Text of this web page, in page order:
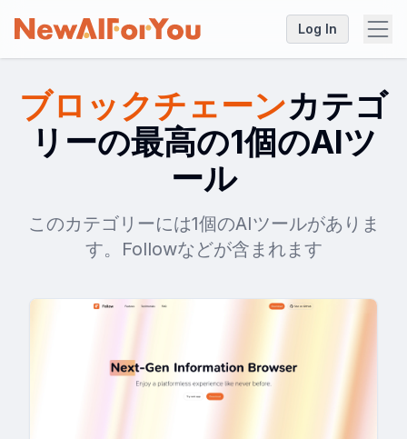
Log In
ブロックチェーンカテゴ
リーの最高の1個のAIツ
ール
このカテゴリーには1個のAIツールがありま
す。Followなどが含まれます